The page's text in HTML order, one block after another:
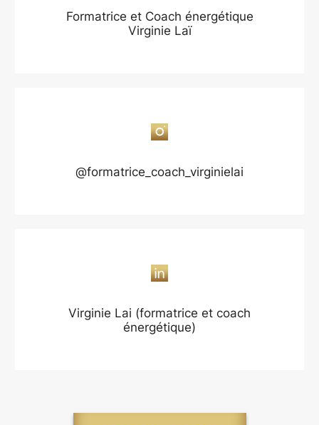
Formatrice et Coach énergétique
Virginie Laï
@formatrice_coach_virginielai
Virginie Lai (formatrice et coach
énergétique)